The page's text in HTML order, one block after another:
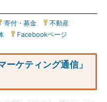
寄付・募金 不動産
Facebookページ
ーケティング通信」